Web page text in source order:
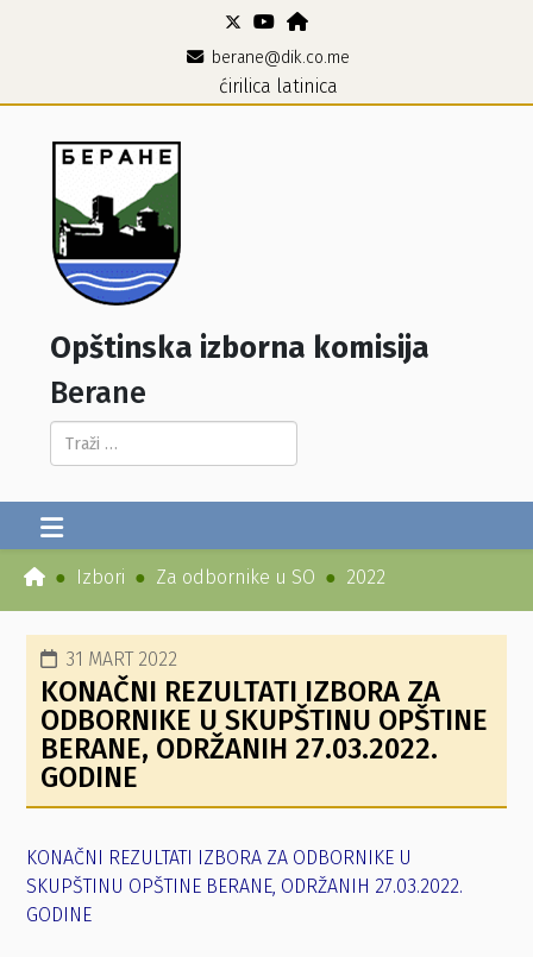
berane@dik.co.me
ćirilica latinica
Opštinska izborna komisija
Berane
Pretraga...
Izbori Za odbornike u SO 2022
31 MART 2022
KONAČNI REZULTATI IZBORA ZA
ODBORNIKE U SKUPŠTINU OPŠTINE
BERANE, ODRŽANIH 27.03.2022.
GODINE
KONAČNI REZULTATI IZBORA ZA ODBORNIKE U
SKUPŠTINU OPŠTINE BERANE, ODRŽANIH 27.03.2022.
GODINE